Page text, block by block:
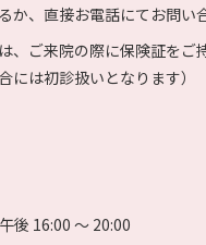
か、直接お電話にてお問い
、ご来院の際に保険証をご
には初診扱いとなります）
後 16:00 〜 20:00